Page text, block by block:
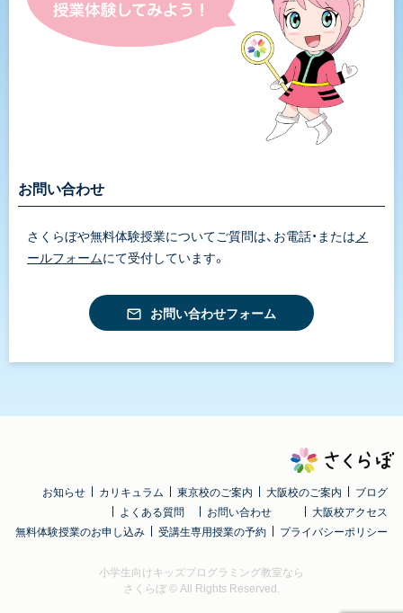
お問い合わせ
さくらぼや無料体験授業についてご質問は、お電話・または メ
ールフォームにて受付しています。
お問い合わせフォーム
お知らせ カリキュラム 東京校のご案内 大阪校のご案内
ブログ
よくある質問
お問い合わせ
大阪校アクセス
無料体験授業のお申し込み
受講生専用授業の予約 プライバシーポリシー
小学生向けキッズプログラミング教室なら
さくらぼ© All Rights Reserved.